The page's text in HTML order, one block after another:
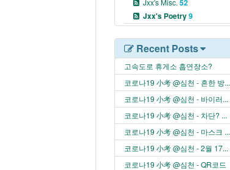
52
Jxx's Poetry9
Recent Posts
고속도로 휴게소 흡연장소?
코로나19 小考 @심천 - 흔한 방...
코로나19 小考 @심천 - 바이러...
코로나19 小考 @심천 - 차단? ...
코로나19 小考 @심천 - 마스크 ...
코로나19 小考 @심천 - 2월 17...
코로나19 小考 @심천 - QR코드